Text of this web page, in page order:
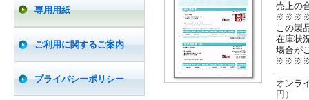
専用用紙
ご利用に関するご案内
プライバシーポリシー
売上の
この製
在庫状
場合が
オン
円）